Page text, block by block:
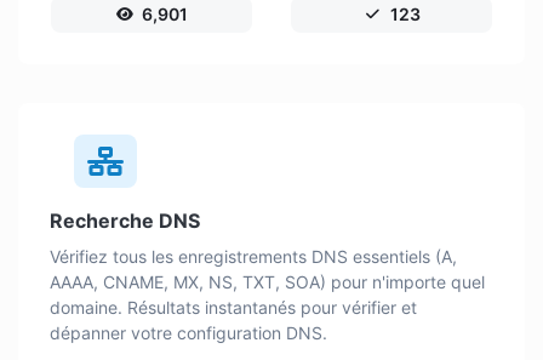
6,901 123
Recherche DNS
Vérifiez tous les enregistrements DNS essentiels (A,
AAAA, CNAME, MX, NS, TXT, SOA) pour n'importe quel
domaine. Résultats instantanés pour vérifier et
dépanner votre configuration DNS.